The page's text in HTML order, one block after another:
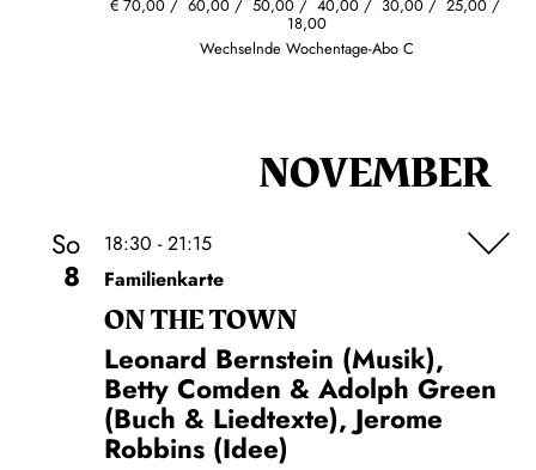
€ 70,00 60,00 50,00 40,00 30,00 25,00
18,00
Wechselnde Wochentage-Abo C
NOVEMBER
So
8
18:30 - 21:15
Familienkarte
ON THE TOWN
Leonard Bernstein (Musik),
Betty Comden & Adolph Green
(Buch & Liedtexte), Jerome
Robbins (Idee)